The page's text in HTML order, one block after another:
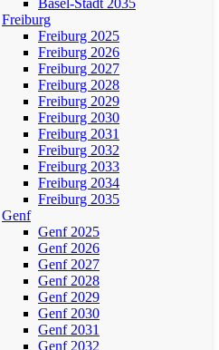
Basel-Stadt 2035
Freiburg
Freiburg 2025
Freiburg 2026
Freiburg 2027
Freiburg 2028
Freiburg 2029
Freiburg 2030
Freiburg 2031
Freiburg 2032
Freiburg 2033
Freiburg 2034
Freiburg 2035
Genf
Genf 2025
Genf 2026
Genf 2027
Genf 2028
Genf 2029
Genf 2030
Genf 2031
Genf 2032